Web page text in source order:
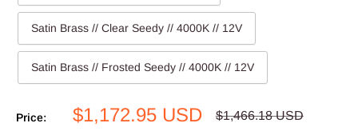
Satin Brass // Clear Seedy // 4000K // 12V
Satin Brass // Frosted Seedy // 4000K // 12V
Price:
Sale
$1,172.95 USD
Regular
$1,466.18 USD